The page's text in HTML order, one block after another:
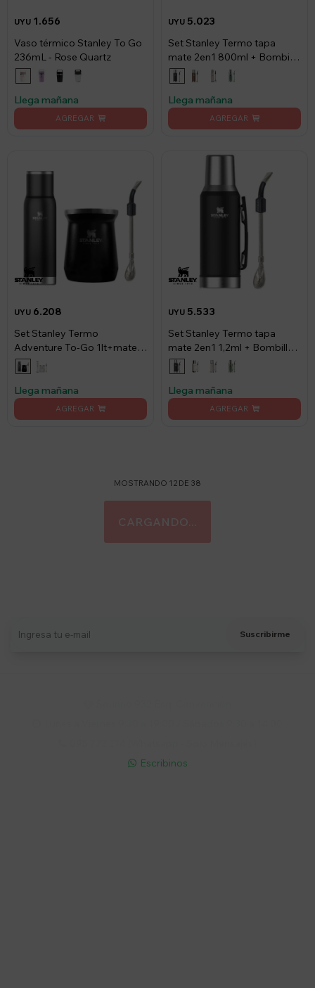
UYU 1.656
Vaso térmico Stanley To Go
236mL - Rose Quartz
Llega mañana
UYU 5.023
Set Stanley Termo tapa
mate 2en1 800ml + Bombilla
- Negro
Llega mañana
UYU 6.208
Set Stanley Termo
Adventure To-Go 1lt+mate+
Bombilla - Negro
Llega mañana
UYU 5.533
Set Stanley Termo tapa
mate 2en1 1,2ml + Bombilla -
Negro
Llega mañana
MOSTRANDO 12 DE 38
Suscribirme
 Escribinos